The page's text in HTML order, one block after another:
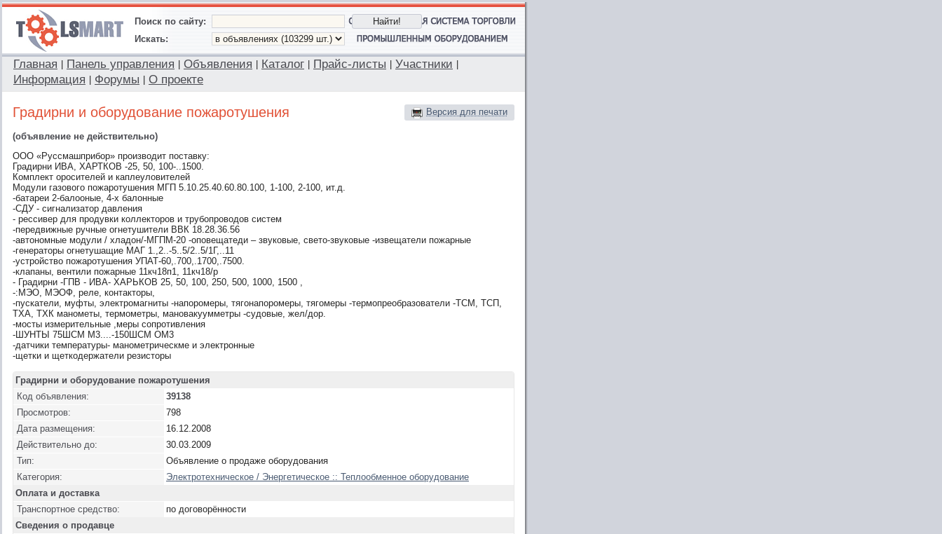
Поиск по сайту:
Искать:
Главная Панель управления Объявления Каталог Прайс-листы Участники
Информация Форумы О проекте
Версия для печати
Градирни и оборудование пожаротушения
(объявление не действительно)
ООО «Руссмашприбор» производит поставку:
Градирни ИВА, ХАРТКОВ -25, 50, 100-..1500.
Комплект оросителей и каплеуловителей
Модули газового пожаротушения МГП 5.10.25.40.60.80.100, 1-100, 2-100, ит.д.
-батареи 2-балооные, 4-х балонные
-СДУ - сигнализатор давления
- рессивер для продувки коллекторов и трубопроводов систем
-передвижные ручные огнетушители ВВК 18.28.36.56
-автономные модули / хладон/-МГПМ-20 -оповещатеди – звуковые, свето-звуковые -извещатели пожарные
-генераторы огнетушащие МАГ 1.,2..-5..5/2..5/1Г,..11
-устройство пожаротушения УПАТ-60,.700,.1700,.7500.
-клапаны, вентили пожарные 11кч18п1, 11кч18/р
- Градирни -ГПВ - ИВА- ХАРЬКОВ 25, 50, 100, 250, 500, 1000, 1500 ,
-:МЭО, МЭОФ, реле, контакторы,
-пускатели, муфты, электромагниты -напоромеры, тягонапоромеры, тягомеры -термопреобразователи -ТСМ, ТСП,
ТХА, ТХК манометы, термометры, мановакуумметры -судовые, жел/дор.
-мосты измерительные ,меры сопротивления
-ШУНТЫ 75ШСМ М3....-150ШСМ ОМ3
-датчики температуры- манометрическме и электронные
-щетки и щеткодержатели резисторы
Градирни и оборудование пожаротушения
Код объявления:
39138
Просмотров:
798
Дата размещения:
16.12.2008
Действительно до:
30.03.2009
Тип:
Объявление о продаже оборудования
Категория:
Электротехническое / Энергетическое :: Теплообменное оборудование
Оплата и доставка
Транспортное средство:
по договорённости
Сведения о продавце